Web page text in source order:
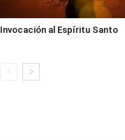
Invocación al Espíritu Santo